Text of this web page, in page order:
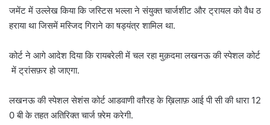
जमेंट में उल्लेख किया कि जस्टिस भल्ला ने संयुक्त चार्जशीट और ट्रायल को वैध ठ
हराया था जिसमें मस्जिद गिराने का षड्यंत्र शामिल था.
कोर्ट ने आगे आदेश दिया कि रायबरेली में चल रहा मुक़दमा लखनऊ की स्पेशल कोर्ट
में ट्रांसफ़र हो जाएगा.
लखनऊ की स्पेशल सेशंस कोर्ट आडवाणी वग़ैरह के ख़िलाफ़ आई पी सी की धारा 12
0 बी के तहत अतिरिक्त चार्ज फ़्रेम करेगी.